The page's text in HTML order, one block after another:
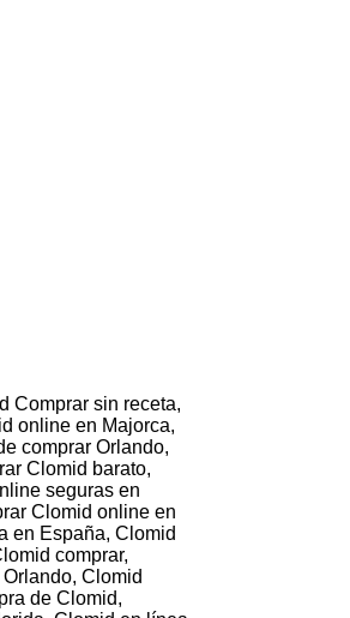
Comprar sin receta,
online en Majorca,
comprar Orlando,
Clomid barato,
seguras en
Clomid online en
en España, Clomid
comprar,
Clomid
de Clomid,